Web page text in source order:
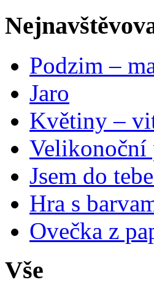
Podzim –
Jaro
Květiny –
Velikonoční
Jsem do
Hra s
Ovečka z
Vše